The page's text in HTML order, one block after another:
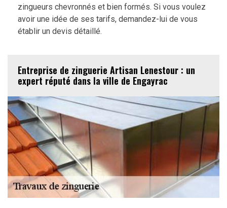
zingueurs chevronnés et bien formés. Si vous voulez
avoir une idée de ses tarifs, demandez-lui de vous
établir un devis détaillé.
Entreprise de zinguerie Artisan Lenestour : un
expert réputé dans la ville de Engayrac